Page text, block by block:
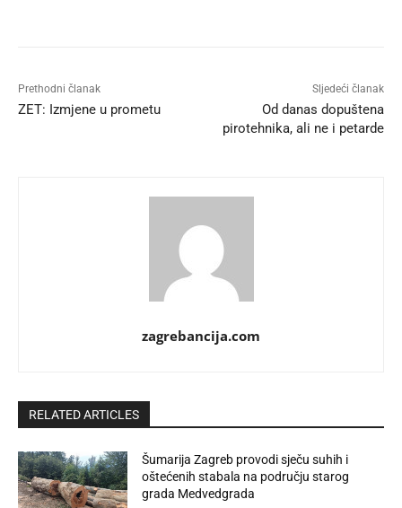
Prethodni članak
ZET: Izmjene u prometu
Sljedeći članak
Od danas dopuštena
pirotehnika, ali ne i petarde
zagrebancija.com
RELATED ARTICLES
Šumarija Zagreb provodi sječu suhih i
oštećenih stabala na području starog
grada Medvedgrada